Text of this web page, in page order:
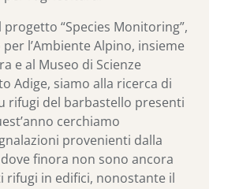
progetto “Species Monitoring”,
l’Ambiente Alpino, insieme
e al Museo di Scienze
Adige, siamo alla ricerca di
rifugi del barbastello presenti
cerchiamo
provenienti dalla
dove finora non sono ancora
rifugi in edifici, nonostante il